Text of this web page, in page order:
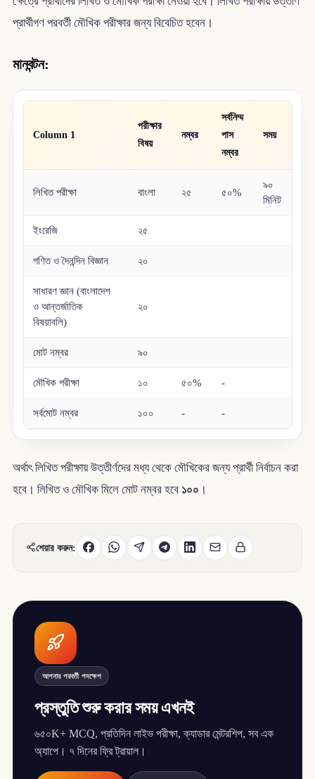
প্রার্থীগণ পরবর্তী মৌখিক পরীক্ষার জন্য বিবেচিত হবেন।
মানবন্টন:
Column 1
পরীক্ষার
বিষয়
নম্বর
সর্বনিম্ম
পাস
নম্বর
সময়
লিখিত পরীক্ষা বাংলা ২৫ ৫০%
৯০
মিনিট
ইংরেজি ২৫
গণিত ও দৈনন্দিন বিজ্ঞান ২০
সাধারণ জ্ঞান (বাংলাদেশ
ও আন্তর্জাতিক
বিষয়াবলি)
২০
মোট নম্বর ৯০
মৌখিক পরীক্ষা ১০ ৫০% -
সর্বমোট নম্বর ১০০ - -
অর্থাৎ লিখিত পরীক্ষায় উত্তীর্ণদের মধ্য থেকে মৌখিকের জন্য প্রার্থী নির্বাচন করা
হবে। লিখিত ও মৌখিক মিলে মোট নম্বর হবে ১০০ ।
শেয়ার করুন:
আপনার পরবর্তী পদক্ষেপ
প্রস্তুতি শুরু করার সময় এখনই
৬৫০K+ MCQ, প্রতিদিন লাইভ পরীক্ষা, ক্যাডার মেন্টরশিপ, সব এক
অ্যাপে। ৭ দিনের ফ্রি ট্রায়াল।